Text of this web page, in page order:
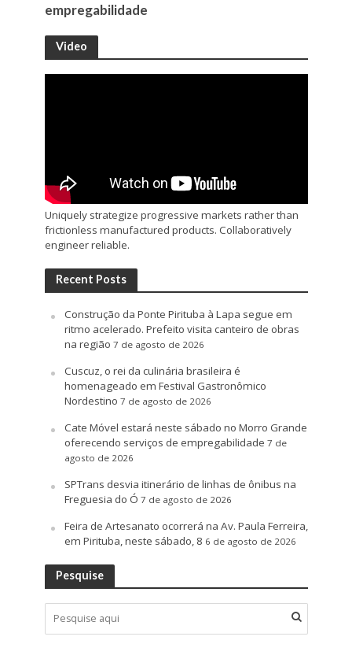
empregabilidade
Video
Uniquely strategize progressive markets rather than
frictionless manufactured products. Collaboratively
engineer reliable.
Recent Posts
Construção da Ponte Pirituba à Lapa segue em
ritmo acelerado. Prefeito visita canteiro de obras
na região 7 de agosto de 2026
Cuscuz, o rei da culinária brasileira é
homenageado em Festival Gastronômico
Nordestino 7 de agosto de 2026
Cate Móvel estará neste sábado no Morro Grande
oferecendo serviços de empregabilidade 7 de
agosto de 2026
SPTrans desvia itinerário de linhas de ônibus na
Freguesia do Ó 7 de agosto de 2026
Feira de Artesanato ocorrerá na Av. Paula Ferreira,
em Pirituba, neste sábado, 8 6 de agosto de 2026
Pesquise